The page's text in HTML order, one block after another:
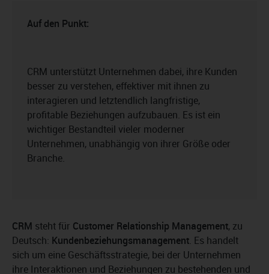
Auf den Punkt:
CRM unterstützt Unternehmen dabei, ihre Kunden
besser zu verstehen, effektiver mit ihnen zu
interagieren und letztendlich langfristige,
profitable Beziehungen aufzubauen. Es ist ein
wichtiger Bestandteil vieler moderner
Unternehmen, unabhängig von ihrer Größe oder
Branche.
CRM steht für Customer Relationship Management, zu
Deutsch: Kundenbeziehungsmanagement. Es handelt
sich um eine Geschäftsstrategie, bei der Unternehmen
ihre Interaktionen und Beziehungen zu bestehenden und